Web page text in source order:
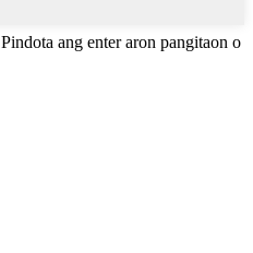
Pindota ang enter aron pangitaon o